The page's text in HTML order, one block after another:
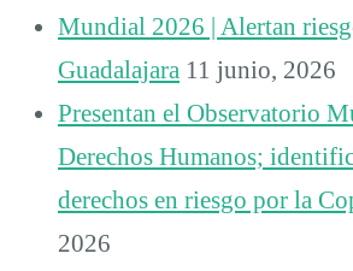
Mundial 2026 | Alertan
Guadalajara 11 junio, 2026
Presentan el Observatorio
Derechos Humanos;
derechos en riesgo por la
2026